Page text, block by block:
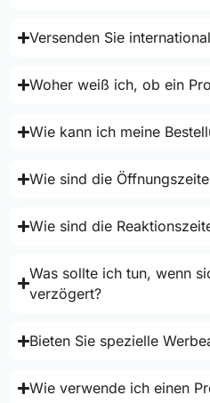
Versenden Sie
Woher weiß ich, ob ein
Wie kann ich meine
Wie sind die
Wie sind die
Was sollte ich tun, wenn
verzögert?
Bieten Sie spezielle
Wie verwende ich einen